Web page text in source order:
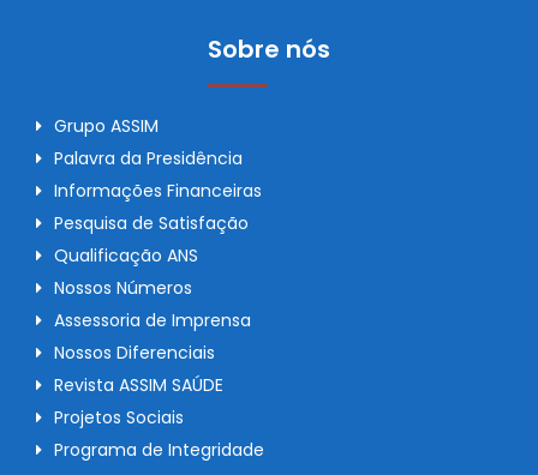
Sobre nós
Grupo ASSIM
Palavra da Presidência
Informações Financeiras
Pesquisa de Satisfação
Qualificação ANS
Nossos Números
Assessoria de Imprensa
Nossos Diferenciais
Revista ASSIM SAÚDE
Projetos Sociais
Programa de Integridade